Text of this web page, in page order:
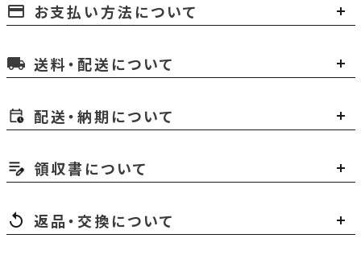
payment お支払い方法について
local_shipping 送料・配送について
配送・納期について
領収書について
返品・交換について